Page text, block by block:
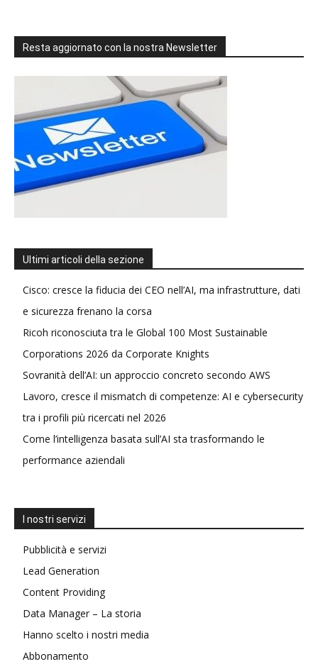
Resta aggiornato con la nostra Newsletter
Ultimi articoli della sezione
Cisco: cresce la fiducia dei CEO nell’AI, ma infrastrutture, dati
e sicurezza frenano la corsa
Ricoh riconosciuta tra le Global 100 Most Sustainable
Corporations 2026 da Corporate Knights
Sovranità dell’AI: un approccio concreto secondo AWS
Lavoro, cresce il mismatch di competenze: AI e cybersecurity
tra i profili più ricercati nel 2026
Come l’intelligenza basata sull’AI sta trasformando le
performance aziendali
I nostri servizi
Pubblicità e servizi
Lead Generation
Content Providing
Data Manager – La storia
Hanno scelto i nostri media
Abbonamento